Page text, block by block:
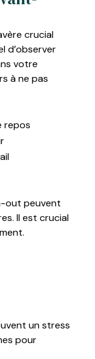
crucial
d’observer
votre
à ne pas
repos
out peuvent
Il est crucial
un stress
pour